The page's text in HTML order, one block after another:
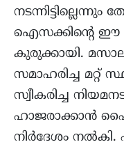
ഐസക്കിന്റെ ഈ
കുരുക്കായി.
സമാഹരിച്ച മറ്റ്
സ്വീകരിച്ച
ഹാജരാക്കാൻ
നിർദേശം